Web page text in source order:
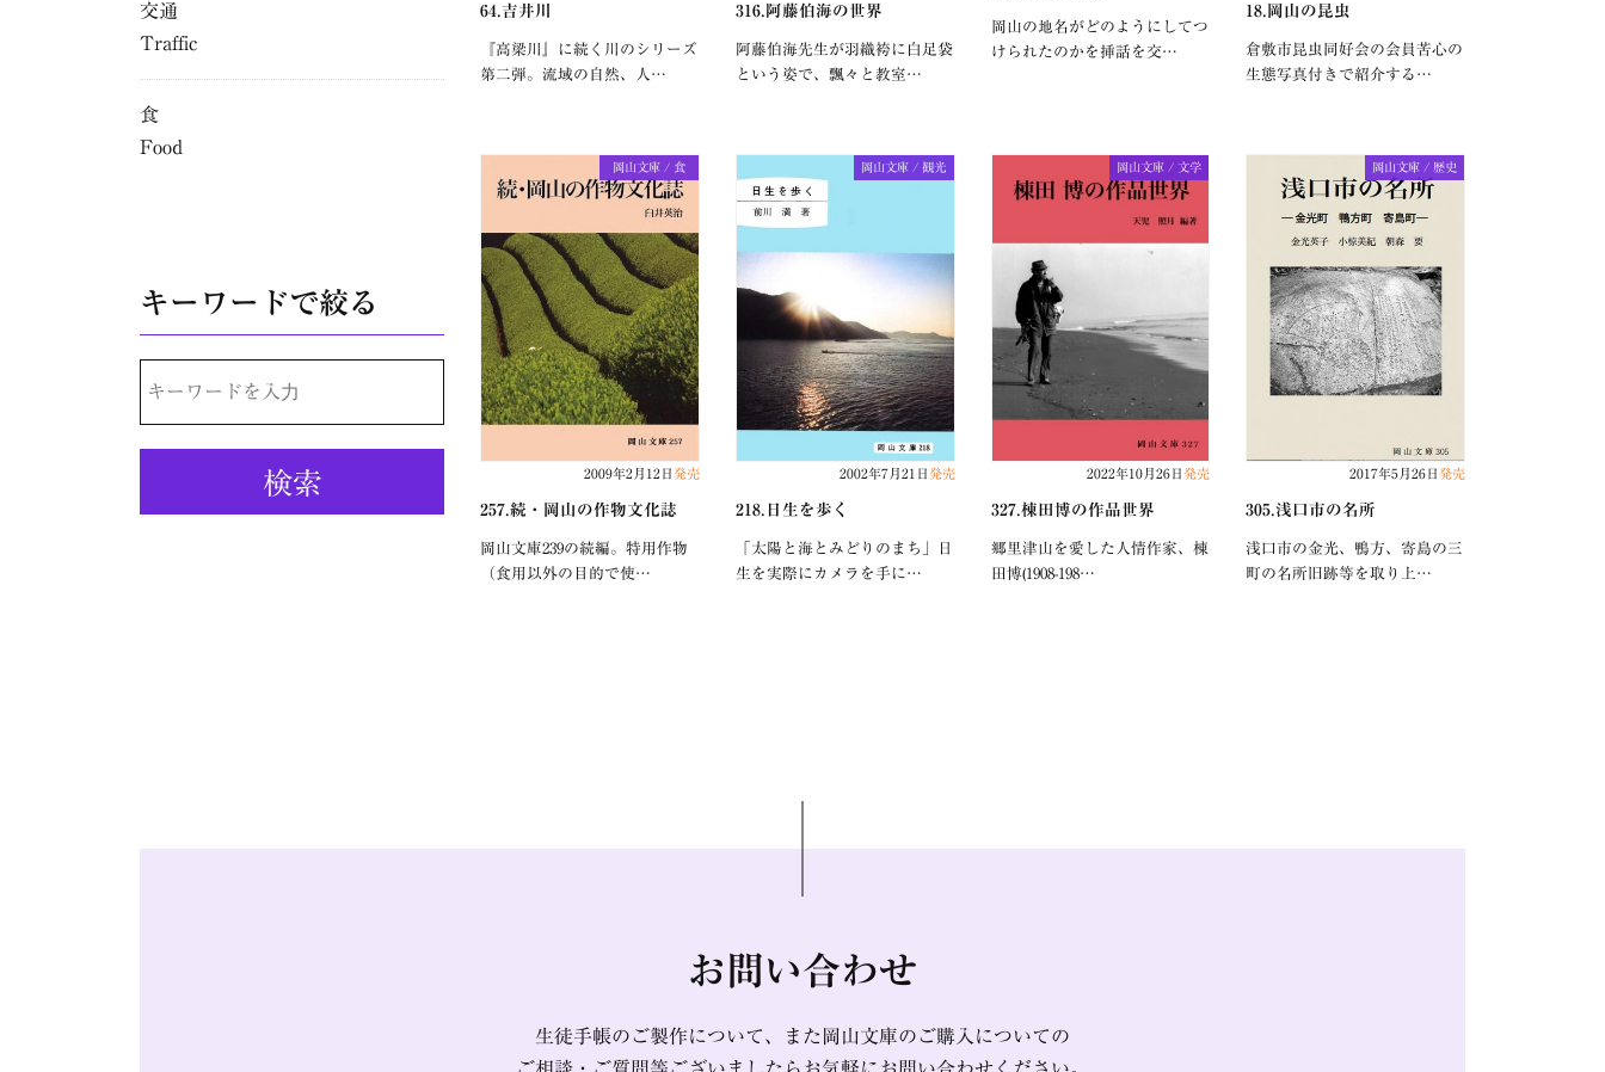
64.吉井川
『高梁川』に続く川のシリーズ
第二弾。流域の自然、人…
316.阿藤伯海の世界
阿藤伯海先生が羽織袴に白足袋
という姿で、飄々と教室…
岡山の地名がどのようにしてつ
けられたのかを挿話を交…
18.岡山の昆虫
倉敷市昆虫同好会の会員苦心の
生態写真付きで紹介する…
岡山文庫 / 食
2009年2月12日 発売
257.続・岡山の作物文化誌
岡山文庫239の続編。特用作物
（食用以外の目的で使…
岡山文庫 / 観光
2002年7月21日 発売
218.日生を歩く
「太陽と海とみどりのまち」日
生を実際にカメラを手に…
岡山文庫 / 文学
2022年10月26日 発売
327.棟田博の作品世界
郷里津山を愛した人情作家、棟
田博(1908-198…
岡山文庫 / 歴史
2017年5月26日 発売
305.浅口市の名所
浅口市の金光、鴨方、寄島の三
町の名所旧跡等を取り上…
交通
Traffic
食
Food
キーワードで絞る
お問い合わせ
生徒手帳のご製作について、また岡山文庫のご購入についての
ご相談・ご質問等ございましたらお気軽にお問い合わせください。